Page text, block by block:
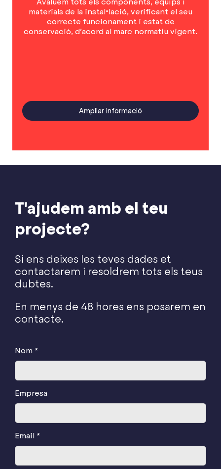
materials de la instal•lació, verificant el seu
correcte funcionament i estat de
conservació, d’acord al marc normatiu vigent.
Ampliar informació
T'ajudem amb el teu
projecte?
Si ens deixes les teves dades et
contactarem i resoldrem tots els teus
dubtes.
En menys de 48 hores ens posarem en
contacte.
Nom *
Empresa
Email *